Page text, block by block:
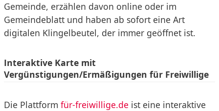
Gemeinde, erzählen davon online oder im
Gemeindeblatt und haben ab sofort eine Art
digitalen Klingelbeutel, der immer geöffnet ist.
Interaktive Karte mit
Vergünstigungen/Ermäßigungen für Freiwillige
Die Plattform für-freiwillige.de ist eine interaktive